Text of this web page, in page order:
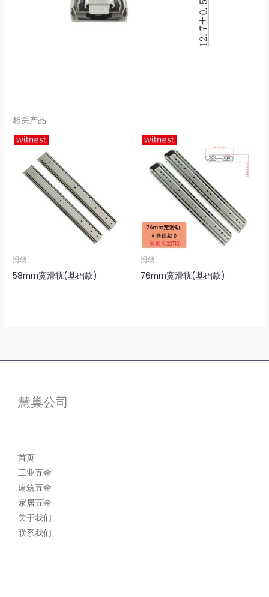
相关产品
滑轨
58mm宽滑轨(基础款)
滑轨
76mm宽滑轨(基础款)
慧巢公司
首页
工业五金
建筑五金
家居五金
关于我们
联系我们